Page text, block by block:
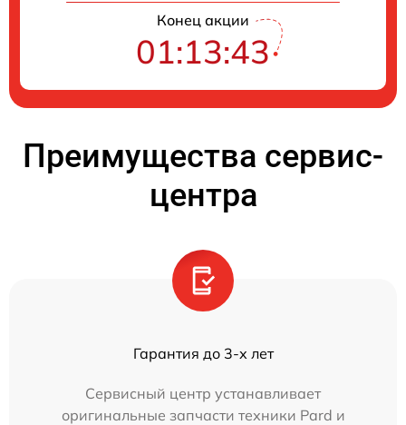
Конец акции
01:13:43
Преимущества сервис-
центра
Гарантия до 3-х лет
Сервисный центр устанавливает
оригинальные запчасти техники Pard и